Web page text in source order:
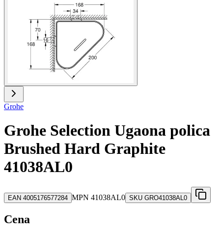
Grohe
Grohe Selection Ugaona polica
Brushed Hard Graphite
41038AL0
EAN 4005176577284 MPN 41038AL0 SKU GRO41038AL0
Cena